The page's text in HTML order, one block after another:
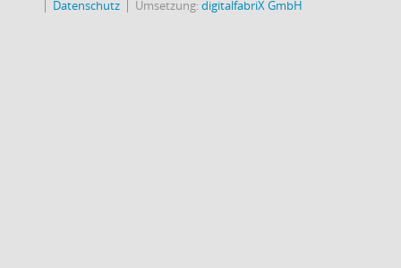
Datenschutz
Umsetzung:digitalfabriX GmbH